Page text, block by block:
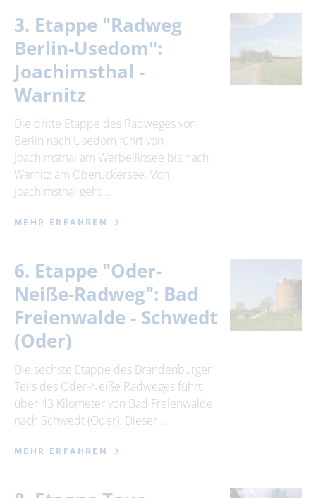
3. Etappe "Radweg
Berlin-Usedom":
Joachimsthal -
Warnitz
Die dritte Etappe des Radweges von
Berlin nach Usedom führt von
Joachimsthal am Werbellinsee bis nach
Warnitz am Oberuckersee. Von
Joachimsthal geht …
MEHR ERFAHREN
6. Etappe "Oder-
Neiße-Radweg": Bad
Freienwalde - Schwedt
(Oder)
Die sechste Etappe des Brandenburger
Teils des Oder-Neiße Radweges führt
über 43 Kilometer von Bad Freienwalde
nach Schwedt (Oder). Dieser …
MEHR ERFAHREN